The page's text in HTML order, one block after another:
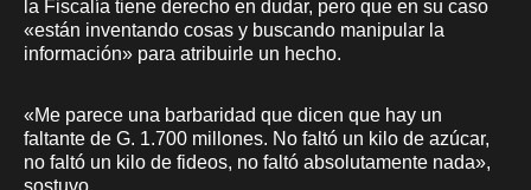
la Fiscalía tiene derecho en dudar, pero que en su caso
«están inventando cosas y buscando manipular la
información» para atribuirle un hecho.
«Me parece una barbaridad que dicen que hay un
faltante de G. 1.700 millones. No faltó un kilo de azúcar,
no faltó un kilo de fideos, no faltó absolutamente nada»,
sostuvo.